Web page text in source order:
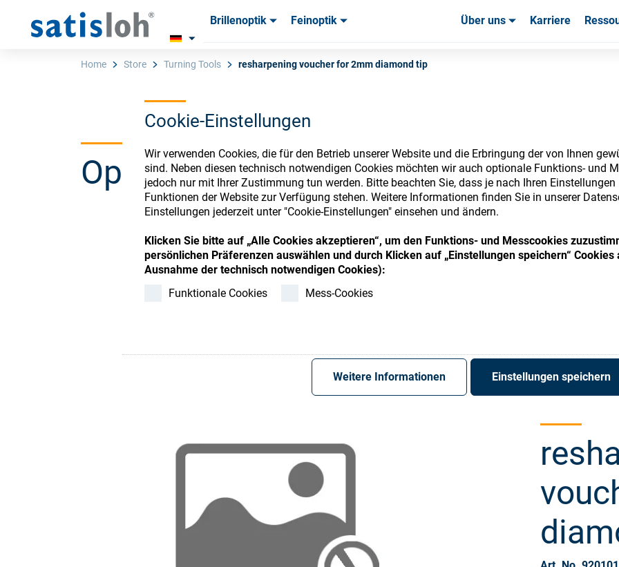
Cookie-Einstellungen
Wir verwenden Cookies, die für den Betrieb unserer Website und die Erbringung der von Ihnen
sind. Neben diesen technisch notwendigen Cookies möchten wir auch optionale Funktions- und
jedoch nur mit Ihrer Zustimmung tun werden. Bitte beachten Sie, dass je nach Ihren
Funktionen der Website zur Verfügung stehen. Weitere Informationen finden Sie in unserer
Einstellungen jederzeit unter "Cookie-Einstellungen" einsehen und ändern.
Klicken Sie bitte auf „Alle Cookies akzeptieren“, um den Funktions- und Messcookies
persönlichen Präferenzen auswählen und durch Klicken auf „Einstellungen speichern“
Ausnahme der technisch notwendigen Cookies):
Funktionale Cookies
Mess-Cookies
Weitere Informationen Einstellungen speichern
Brillenoptik Feinoptik Über uns Karriere
Brillenoptik
Home Store Turning Tools resharpening voucher for 2mm diamond tip
Ophthalmic Consumables Store
Register or Sign-in to access your accounts and explore our
consumables